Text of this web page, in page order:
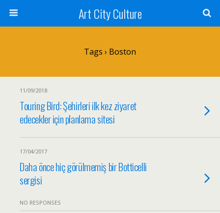
Art City Culture
Tags › Boston
11/09/2018
Touring Bird: Şehirleri ilk kez ziyaret
edecekler için planlama sitesi
17/04/2017
Daha önce hiç görülmemiş bir Botticelli
sergisi
NO RESPONSES